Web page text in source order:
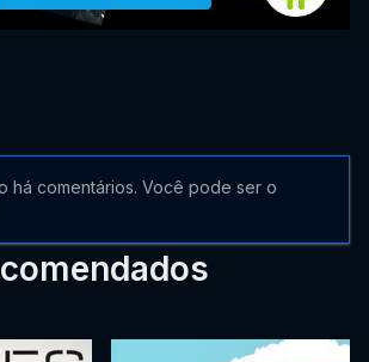
há comentários. Você pode ser o